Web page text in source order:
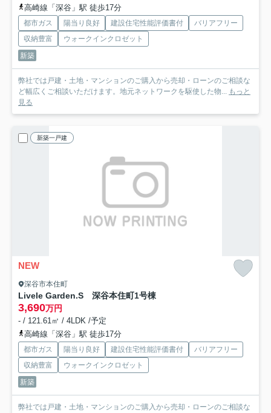
高崎線「深谷」駅 徒歩17分
都市ガス 陽当り良好 建設住宅性能評価書付
バリアフリー
収納豊富
ウォークインクロゼット
新築
弊社では戸建・土地・マンションのご購入から売却・ローンのご相談な
ど幅広くご相談いただけます。地元ネットワークを駆使した物... もっと
見る
新築一戸建
NEW
深谷市本住町
Livele Garden.S 深谷本住町1号棟
3,690万円
- / 121.61㎡ / 4LDK /予定
高崎線「深谷」駅 徒歩17分
都市ガス 陽当り良好 建設住宅性能評価書付
バリアフリー
収納豊富
ウォークインクロゼット
新築
弊社では戸建・土地・マンションのご購入から売却・ローンのご相談な